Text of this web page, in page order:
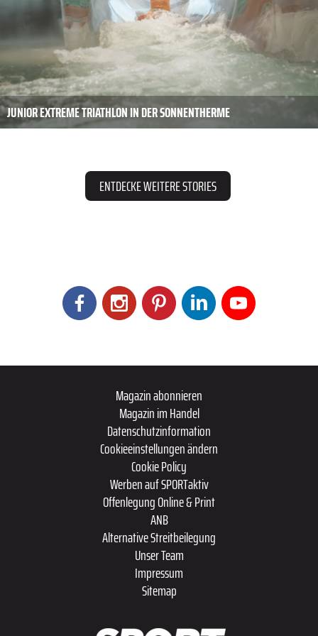
JUNIOR EXTREME TRIATHLON IN DER SONNENTHERME
ENTDECKE WEITERE STORIES
Magazin abonnieren
Magazin im Handel
Datenschutzinformation
Cookieeinstellungen ändern
Cookie Policy
Werben auf SPORTaktiv
Offenlegung Online & Print
ANB
Alternative Streitbeilegung
Unser Team
Impressum
Sitemap